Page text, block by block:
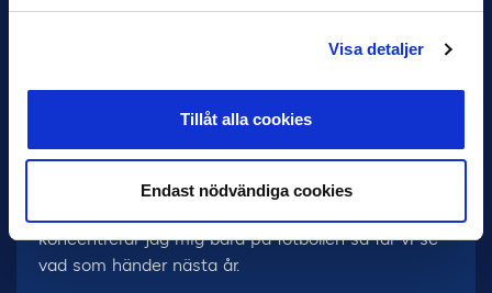
Visa detaljer
Tillåt alla cookies
Endast nödvändiga cookies
funkar inte så i Allsvenskan – här smäller det
stannar kvar i Allsvenskan. Jag har jobbat lite de
senaste åren, men det går inte i Allsvenskan för
koncentrerar jag mig bara på fotbollen så får vi se
vad som händer nästa år.